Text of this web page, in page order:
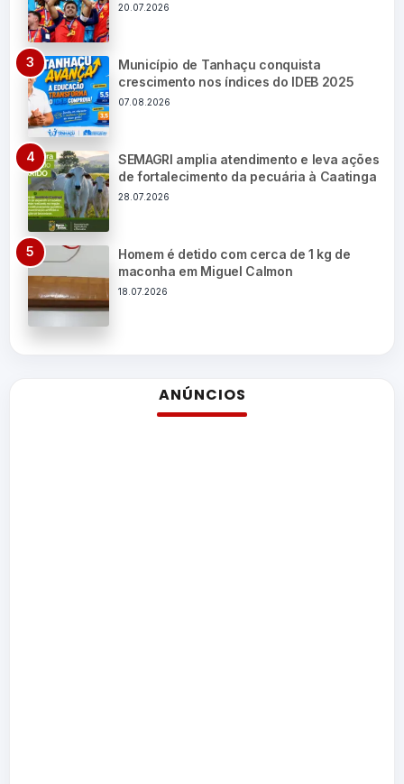
20.07.2026
Município de Tanhaçu conquista
crescimento nos índices do IDEB 2025
07.08.2026
SEMAGRI amplia atendimento e leva ações
de fortalecimento da pecuária à Caatinga
28.07.2026
Homem é detido com cerca de 1 kg de
maconha em Miguel Calmon
18.07.2026
ANÚNCIOS